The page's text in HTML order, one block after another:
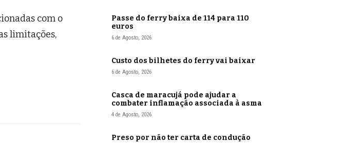
com o
limitações,
Passe do ferry baixa de 114 para 110
euros
6 de Agosto, 2026
Custo dos bilhetes do ferry vai baixar
6 de Agosto, 2026
Casca de maracujá pode ajudar a
combater inflamação associada à asma
4 de Agosto, 2026
Preso por não ter carta de condução